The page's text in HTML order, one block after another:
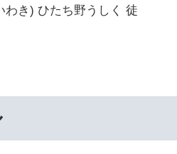
わき) ひたち野うしく 徒